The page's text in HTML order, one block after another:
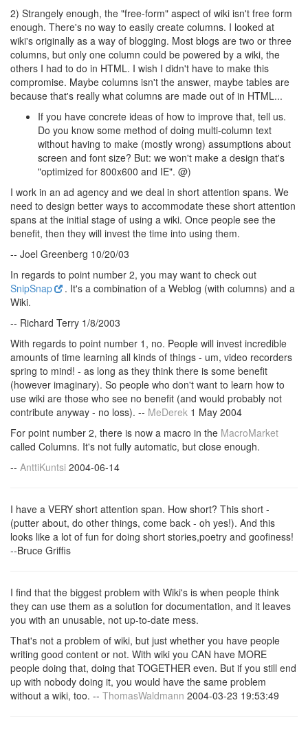
2) Strangely enough, the "free-form" aspect of wiki isn't free form
enough. There's no way to easily create columns. I looked at
wiki's originally as a way of blogging. Most blogs are two or three
columns, but only one column could be powered by a wiki, the
others I had to do in HTML. I wish I didn't have to make this
compromise. Maybe columns isn't the answer, maybe tables are
because that's really what columns are made out of in HTML...
If you have concrete ideas of how to improve that, tell us.
Do you know some method of doing multi-column text
without having to make (mostly wrong) assumptions about
screen and font size? But: we won't make a design that's
"optimized for 800x600 and IE". @)
I work in an ad agency and we deal in short attention spans. We
need to design better ways to accommodate these short attention
spans at the initial stage of using a wiki. Once people see the
benefit, then they will invest the time into using them.
-- Joel Greenberg 10/20/03
In regards to point number 2, you may want to check out
SnipSnap
. It's a combination of a Weblog (with columns) and a
Wiki.
-- Richard Terry 1/8/2003
With regards to point number 1, no. People will invest incredible
amounts of time learning all kinds of things - um, video recorders
spring to mind! - as long as they think there is some benefit
(however imaginary). So people who don't want to learn how to
use wiki are those who see no benefit (and would probably not
contribute anyway - no loss). -- MeDerek 1 May 2004
For point number 2, there is now a macro in the MacroMarket
called Columns. It's not fully automatic, but close enough.
-- AnttiKuntsi 2004-06-14
I have a VERY short attention span. How short? This short -
(putter about, do other things, come back - oh yes!). And this
looks like a lot of fun for doing short stories,poetry and goofiness!
--Bruce Griffis
I find that the biggest problem with Wiki's is when people think
they can use them as a solution for documentation, and it leaves
you with an unusable, not up-to-date mess.
That's not a problem of wiki, but just whether you have people
writing good content or not. With wiki you CAN have MORE
people doing that, doing that TOGETHER even. But if you still end
up with nobody doing it, you would have the same problem
without a wiki, too. -- ThomasWaldmann 2004-03-23 19:53:49